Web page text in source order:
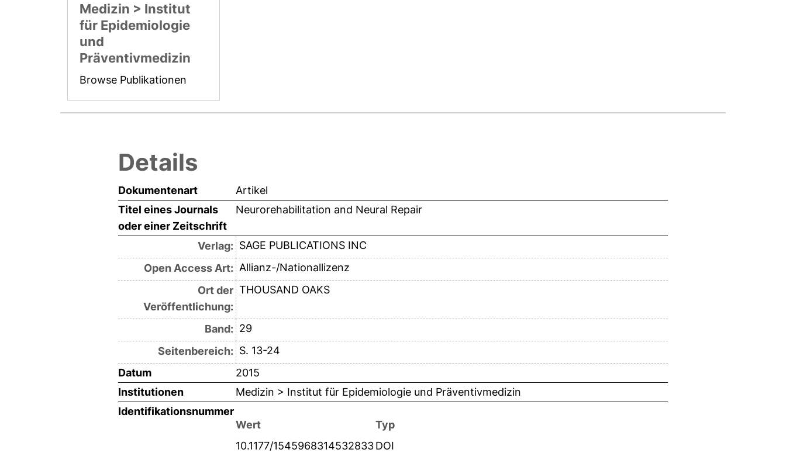
Medizin > Institut
für Epidemiologie
und
Präventivmedizin
Browse Publikationen
Details
Dokumentenart
Artikel
Titel eines Journals
oder einer Zeitschrift
Neurorehabilitation and Neural Repair
Verlag: SAGE PUBLICATIONS INC
Open Access Art: Allianz-/Nationallizenz
Ort der
Veröffentlichung:
THOUSAND OAKS
Band: 29
Seitenbereich: S. 13-24
Datum
2015
Institutionen
Medizin > Institut für Epidemiologie und Präventivmedizin
Identifikationsnummer
Wert
Typ
10.1177/1545968314532833DOI